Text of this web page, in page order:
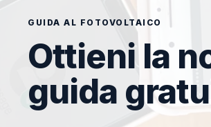
GUIDA AL FOTOVOLTAICO
Ottieni la
guida